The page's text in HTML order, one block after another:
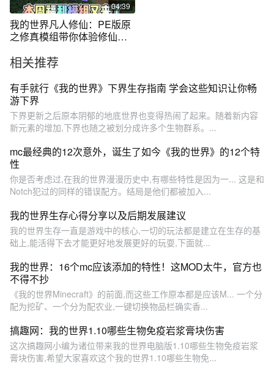
04:39
我的世界凡人修仙：PE版原
之修真模组带你体验修仙的
相关推荐
有手就行《我的世界》下界生存指南 学会这些知识让你畅
游下界
下界更新之后原本阴郁的地底世界也变得热闹了起来。随着新内容
新元素的增加,下界也随之被划分成许多个生物群系。...
mc最经典的12次意外，诞生了如今《我的世界》的12个特
性
你是否考虑过,在我的世界漫漫历史中,有哪些特性是因为一... 这是和
Notch犯过的同样的错误配方。结局是他们都被加入...
我的世界生存心得分享以及后期发展建议
我的世界生存一直是游戏中的核心,一切的玩法都是建立在生存的基
础上,能活得下去才能更好地发展更好的玩耍,下面就...
我的世界：16个mc应该添加的特性！这MOD太牛，官方也
不得不抄
《我的世界Minecraft》的前面,而这些工作原本都是应该M... 一个分
配为挖矿、一个分为配农业,一键切换物品栏确实香...
搞趣网：我的世界1.10哪些生物免疫岩浆膏块伤害
这次搞趣网小编为诸位带来我的世界电脑版1.10哪些生物免疫岩浆
膏块伤害,希望大家喜欢这个我的世界1.10哪些生物免...